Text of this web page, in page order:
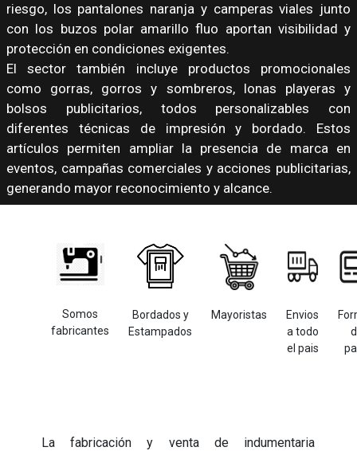
riesgo, los pantalones naranja y camperas viales junto
con los buzos polar amarillo fluo aportan visibilidad y
protección en condiciones exigentes.
El sector también incluye productos promocionales
como gorras, gorros y sombreros, lonas playeras y
bolsos publicitarios, todos personalizables con
diferentes técnicas de impresión y bordado. Estos
artículos permiten ampliar la presencia de marca en
eventos, campañas comerciales y acciones publicitarias,
generando mayor reconocimiento y alcance.
Somos
fabricantes
Bordados y
Estampados
Mayoristas
Envios
a todo
el pais
La fabricación y venta de indumentaria